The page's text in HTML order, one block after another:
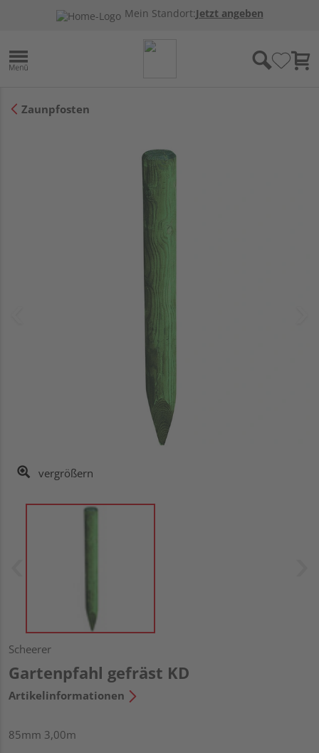
Mein Standort:Jetzt angeben
Zaunpfosten
vergrößern
Scheerer
Gartenpfahl gefräst KD
Artikelinformationen
85mm 3,00m